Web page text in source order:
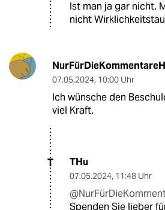
Ist man ja gar nicht.
nicht
07.05.2024, 10:00 Uhr
Ich wünsche den
viel Kraft.
T THu
07.05.2024, 11:48 Uhr
Spenden Sie lieber